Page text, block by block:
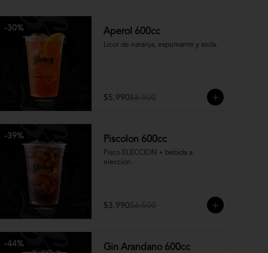
-30% Aperol 600cc
Licor de naranja, espumante y soda.
$5.990$8.500
-39% Piscolon 600cc
Pisco ELECCION + bebida a
elección.
$3.990$6.500
-44% Gin Arandano 600cc